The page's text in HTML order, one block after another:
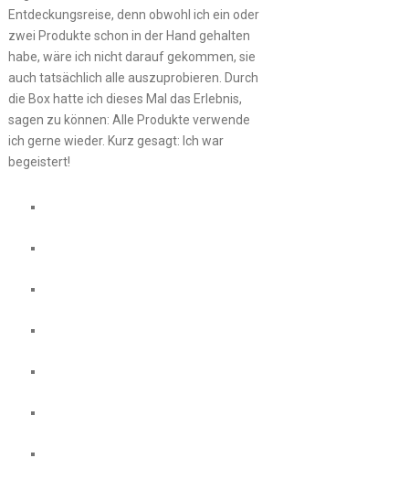
Entdeckungsreise, denn obwohl ich ein oder
zwei Produkte schon in der Hand gehalten
habe, wäre ich nicht darauf gekommen, sie
auch tatsächlich alle auszuprobieren. Durch
die Box hatte ich dieses Mal das Erlebnis,
sagen zu können: Alle Produkte verwende
ich gerne wieder. Kurz gesagt: Ich war
begeistert!